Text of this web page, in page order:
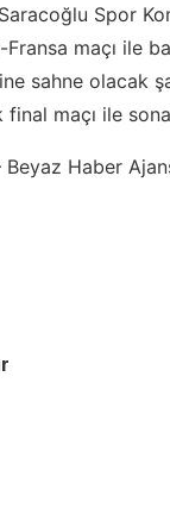
Spor
maçı ile
sahne olacak
final maçı ile
Haber